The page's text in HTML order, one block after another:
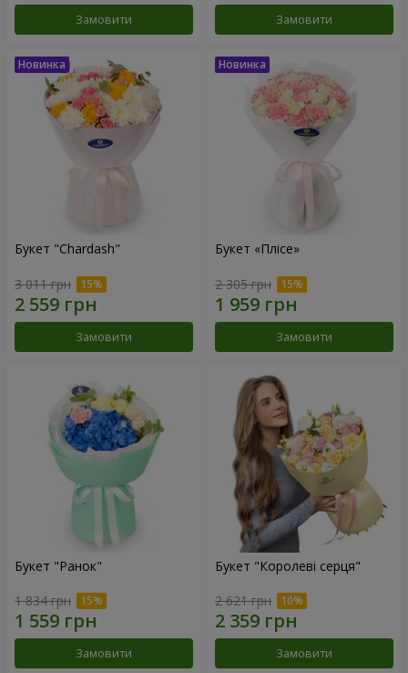
Замовити Замовити
Букет "Chardash"
3 011 грн
Замовити
Букет «Плісе»
2 305 грн
Замовити
Букет "Ранок"
1 834 грн
Замовити
Букет "Королеві серця"
2 621 грн
Замовити